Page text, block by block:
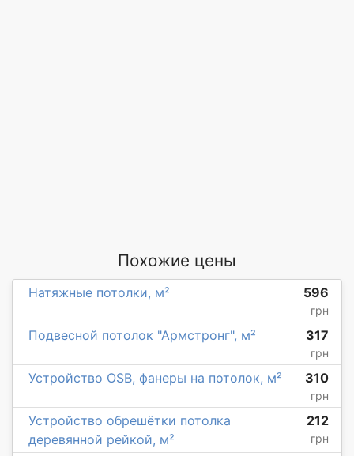
Похожие цены
Натяжные потолки, м² 596
грн
Подвесной потолок "Армстронг", м² 317
грн
Устройство OSB, фанеры на потолок, м² 310
грн
Устройство обрешётки потолка
деревянной рейкой, м²
212
грн